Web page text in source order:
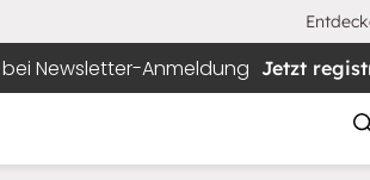
bei Newsletter-Anmeldung Jetzt